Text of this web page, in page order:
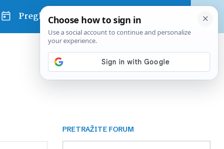
Pregled dana
PRETRAŽITE FORUM